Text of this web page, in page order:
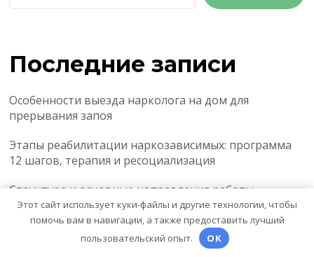
Последние записи
Особенности выезда нарколога на дом для
прерывания запоя
Этапы реабилитации наркозависимых: программа
12 шагов, терапия и ресоциализация
Структура и основные направления работы
алкогольного холдинга
Современные методы восстановления зубов:
имплантация, протезирование и реставрация
Этот сайт использует куки-файлы и другие технологии, чтобы
помочь вам в навигации, а также предоставить лучший
пользовательский опыт.
OK